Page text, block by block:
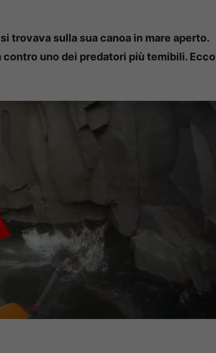
trovava sulla sua canoa in mare aperto.
contro uno dei predatori più temibili. Ecco